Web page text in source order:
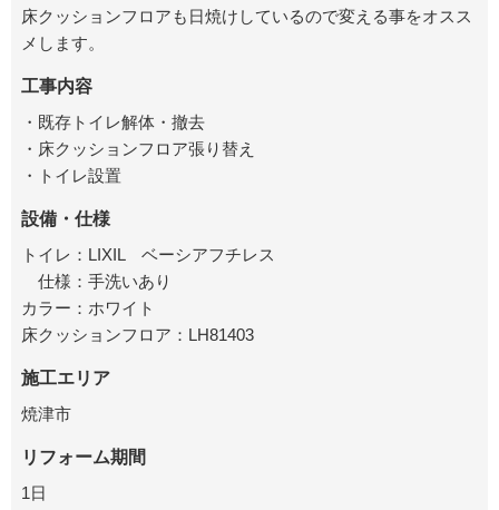
床クッションフロアも日焼けしているので変える事をオスス
メします。
工事内容
・既存トイレ解体・撤去
・床クッションフロア張り替え
・トイレ設置
設備・仕様
トイレ：LIXIL ベーシアフチレス
仕様：手洗いあり
カラー：ホワイト
床クッションフロア：LH81403
施工エリア
焼津市
リフォーム期間
1日